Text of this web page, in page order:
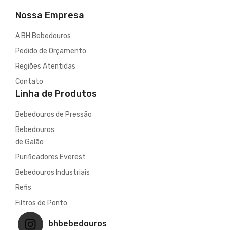
Nossa Empresa
A BH Bebedouros
Pedido de Orçamento
Regiões Atentidas
Contato
Linha de Produtos
Bebedouros de Pressão
Bebedouros
de Galão
Purificadores Everest
Bebedouros Industriais
Refis
Filtros de Ponto
bhbebedouros